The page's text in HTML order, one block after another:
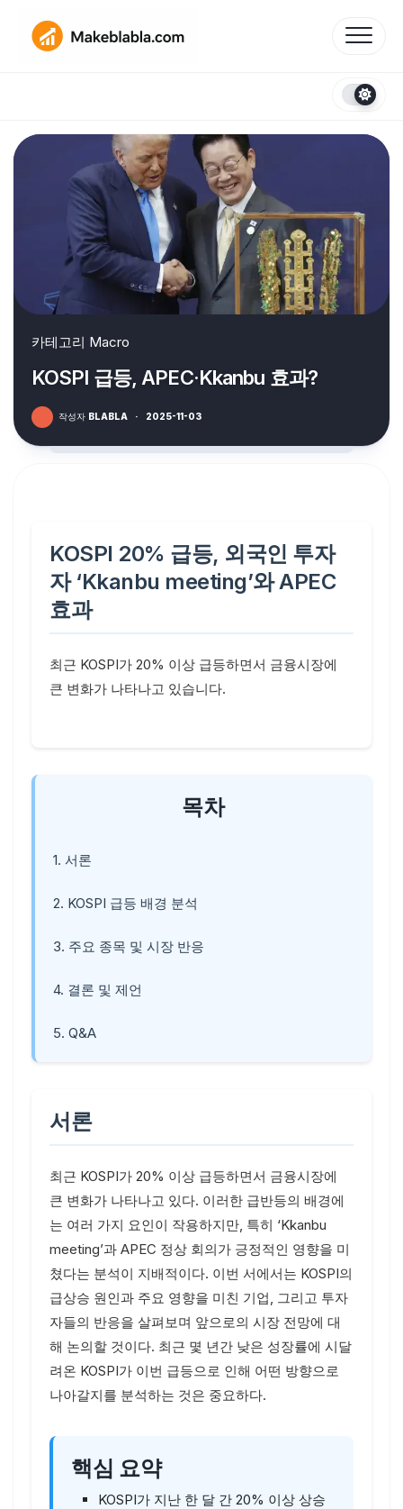
content
카테고리 Macro
KOSPI 급등, APEC·Kkanbu 효과?
작성자 BLABLA · 2025-11-03
KOSPI 20% 급등, 외국인 투자
자 ‘Kkanbu meeting’와 APEC
효과
최근 KOSPI가 20% 이상 급등하면서 금융시장에
큰 변화가 나타나고 있습니다.
목차
1. 서론
2. KOSPI 급등 배경 분석
3. 주요 종목 및 시장 반응
4. 결론 및 제언
5. Q&A
서론
최근 KOSPI가 20% 이상 급등하면서 금융시장에
큰 변화가 나타나고 있다. 이러한 급반등의 배경에
는 여러 가지 요인이 작용하지만, 특히 ‘Kkanbu
meeting’과 APEC 정상 회의가 긍정적인 영향을 미
쳤다는 분석이 지배적이다. 이번 서에서는 KOSPI의
급상승 원인과 주요 영향을 미친 기업, 그리고 투자
자들의 반응을 살펴보며 앞으로의 시장 전망에 대
해 논의할 것이다. 최근 몇 년간 낮은 성장률에 시달
려온 KOSPI가 이번 급등으로 인해 어떤 방향으로
나아갈지를 분석하는 것은 중요하다.
핵심 요약
KOSPI가 지난 한 달 간 20% 이상 상승